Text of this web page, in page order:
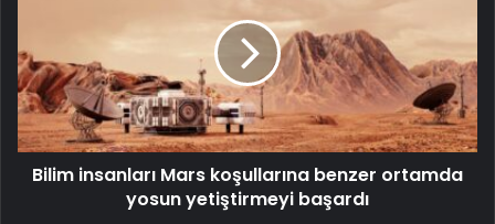
Bilim insanları Mars koşullarına benzer ortamda
yosun yetiştirmeyi başardı